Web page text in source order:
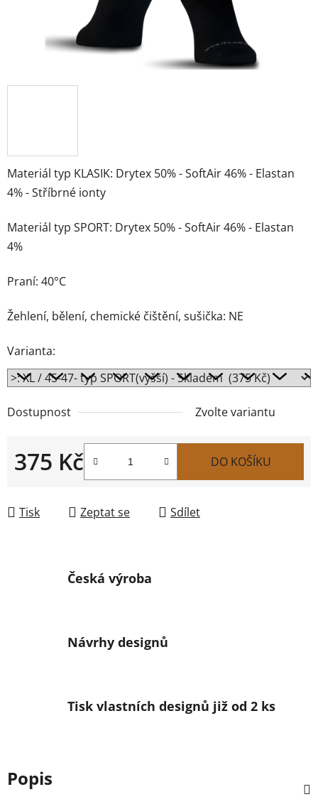
Materiál typ KLASIK: Drytex 50% - SoftAir 46% - Elastan
4% - Stříbrné ionty
Materiál typ SPORT: Drytex 50% - SoftAir 46% - Elastan
4%
Praní: 40°C
Žehlení, bělení, chemické čištění, sušička: NE
Varianta:
Dostupnost Zvolte variantu
375 Kč DO KOŠÍKU
Tisk Zeptat se Sdílet
Česká výroba
Návrhy designů
Tisk vlastních designů již od 2 ks
Popis